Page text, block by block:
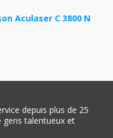
Aculaser C 3800 N
depuis plus de 25
gens talentueux et